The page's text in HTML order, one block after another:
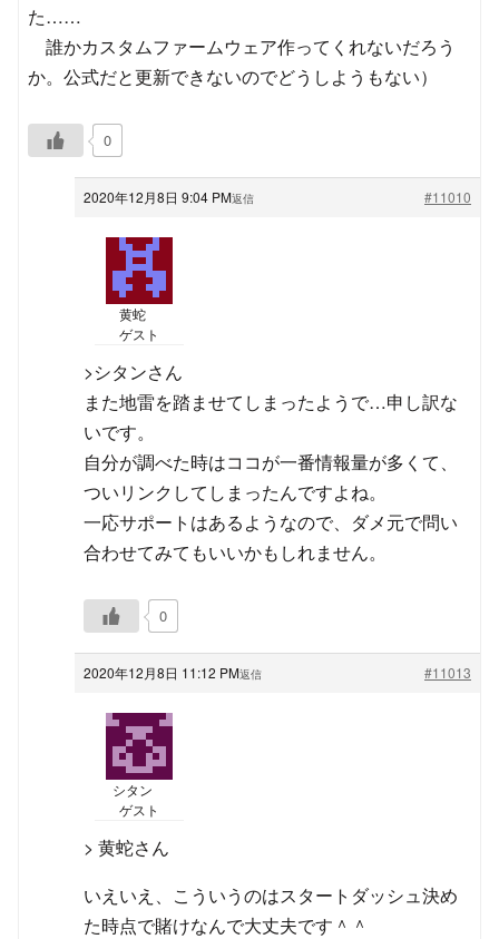
た……
誰かカスタムファームウェア作ってくれないだろう
か。公式だと更新できないのでどうしようもない）
0
2020年12月8日 9:04 PM #11010
返信
黄蛇
ゲスト
>シタンさん
また地雷を踏ませてしまったようで…申し訳な
いです。
自分が調べた時はココが一番情報量が多くて、
ついリンクしてしまったんですよね。
一応サポートはあるようなので、ダメ元で問い
合わせてみてもいいかもしれません。
0
2020年12月8日 11:12 PM #11013
返信
シタン
ゲスト
> 黄蛇さん
いえいえ、こういうのはスタートダッシュ決め
た時点で賭けなんで大丈夫です＾＾